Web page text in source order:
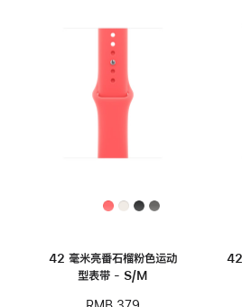
42 毫米亮番石榴粉色运动
型表带 - S/M
42